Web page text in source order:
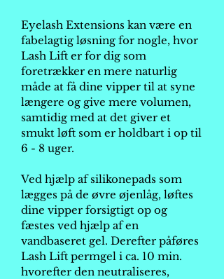
Eyelash Extensions kan være en
fabelagtig løsning for nogle, hvor
Lash Lift er for dig som
foretrækker en mere naturlig
måde at få dine vipper til at syne
længere og give mere volumen,
samtidig med at det giver et
smukt løft som er holdbart i op til
6 - 8 uger.
Ved hjælp af silikonepads som
lægges på de øvre øjenlåg, løftes
dine vipper forsigtigt op og
fæstes ved hjælp af en
vandbaseret gel. Derefter påføres
Lash Lift permgel i ca. 10 min.
hvorefter den neutraliseres,